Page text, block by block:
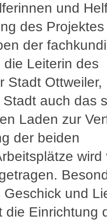
und
des
der
Leiterin des
Stadt Ottweiler,
auch das
Laden zur
der beiden
wird
Geschick und
die Einrichtung